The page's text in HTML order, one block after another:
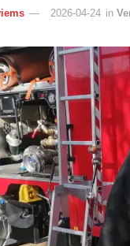
2026-04-24 in